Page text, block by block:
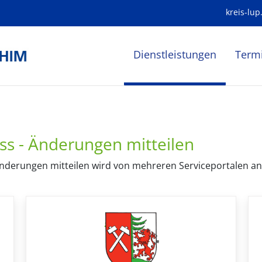
kreis-
Dienstleistungen
- Änderungen mitteilen
mitteilen wird von mehreren Serviceportalen